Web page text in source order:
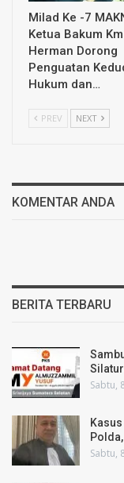
Milad Ke -7
Ketua Bakum
Herman Dorong
Penguatan
Hukum dan…
PREV NEXT
KOMENTAR ANDA
BERITA TERBARU
Sabtu,
Sabtu,